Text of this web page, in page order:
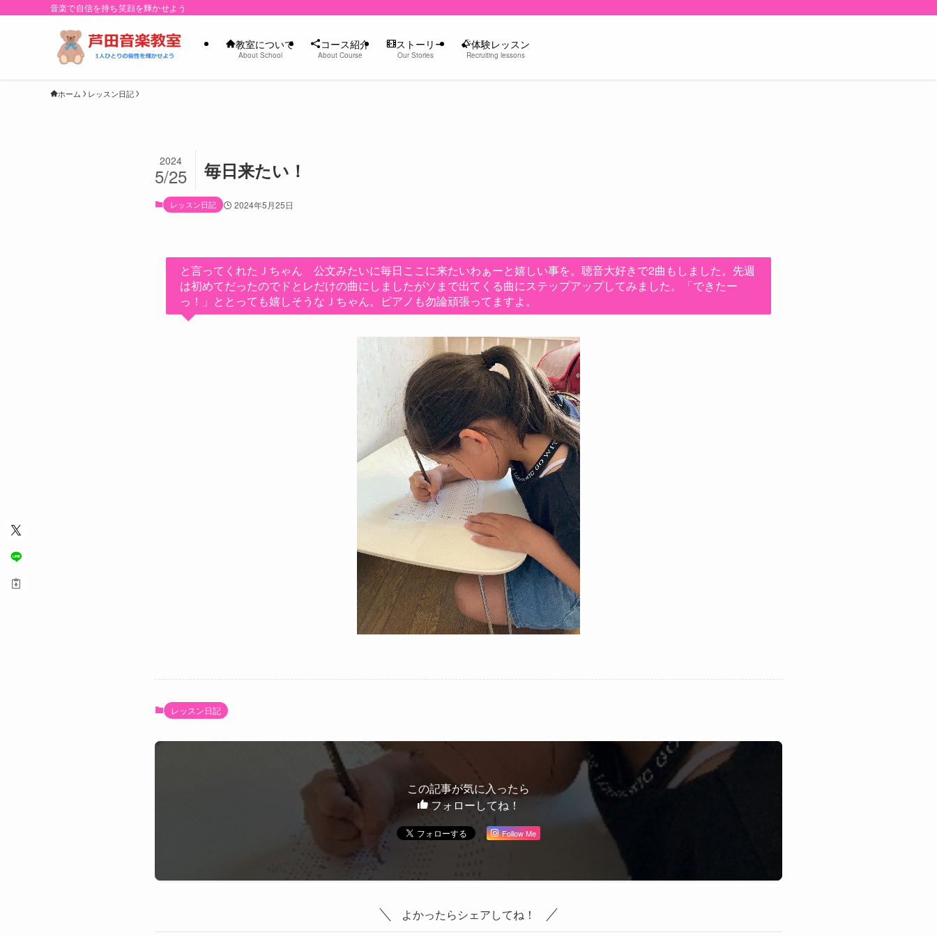
音楽で自信を持ち笑顔を輝かせよう
教室について
About School
コース紹介
About Course
ストーリー
Our Stories
体験レッスン
Recruiting lessons
ホーム レッスン日記
毎日来たい！
2024
5/25
レッスン日記 2024年5月25日
と言ってくれたＪちゃん 公文みたいに毎日ここに来たいわぁーと嬉しい事を。聴音大好きで2曲もしました。先週
は初めてだったのでドとレだけの曲にしましたがソまで出てくる曲にステップアップしてみました。「できたー
っ！」ととっても嬉しそうなＪちゃん。ピアノも勿論頑張ってますよ。
レッスン日記
この記事が気に入ったら
フォローしてね！
Follow Me
よかったらシェアしてね！